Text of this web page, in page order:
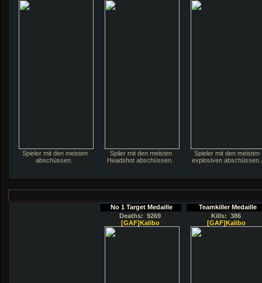
Spieler mit den meisten
abschüssen.
Spiler mit den meisten
Headshot abschüssen.
Spieler mit den meisten
explosiven abschüssen.
No 1 Target Medaille
Deaths: 9269
[GAF]Kalibo
Teamkiller Medaille
Kills: 386
[GAF]Kalibo